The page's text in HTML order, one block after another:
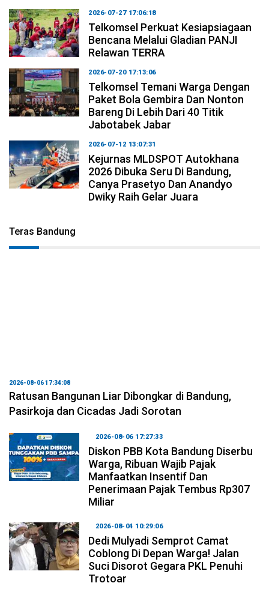
2026-07-27 17:06:18
Telkomsel Perkuat Kesiapsiagaan
Bencana Melalui Gladian PANJI
Relawan TERRA
2026-07-20 17:13:06
Telkomsel Temani Warga Dengan
Paket Bola Gembira Dan Nonton
Bareng Di Lebih Dari 40 Titik
Jabotabek Jabar
2026-07-12 13:07:31
Kejurnas MLDSPOT Autokhana
2026 Dibuka Seru Di Bandung,
Canya Prasetyo Dan Anandyo
Dwiky Raih Gelar Juara
Teras Bandung
2026-08-06 17:34:08
Ratusan Bangunan Liar Dibongkar di Bandung,
Pasirkoja dan Cicadas Jadi Sorotan
2026-08-06 17:27:33
Diskon PBB Kota Bandung Diserbu
Warga, Ribuan Wajib Pajak
Manfaatkan Insentif Dan
Penerimaan Pajak Tembus Rp307
Miliar
2026-08-04 10:29:06
Dedi Mulyadi Semprot Camat
Coblong Di Depan Warga! Jalan
Suci Disorot Gegara PKL Penuhi
Trotoar